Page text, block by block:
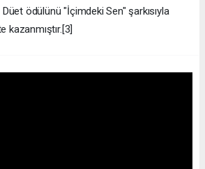
Düet ödülünü "İçimdeki Sen" şarkısıyla
kazanmıştır.[3]